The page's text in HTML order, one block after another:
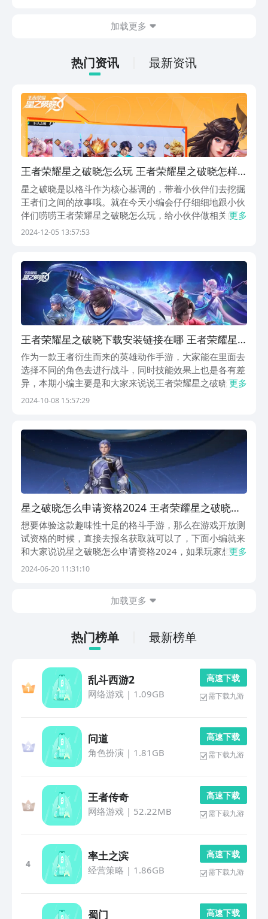
家下载，这样就不会错过了，那么这到底
详情解析吧。
加载更多
热门资讯 最新资讯
王者荣耀星之破晓怎么玩 王者荣耀星之破晓怎样
下载玩法教程
星之破晓是以格斗作为核心基调的，带着小伙伴们去挖掘
王者们之间的故事哦。就在今天小编会仔仔细细地跟小伙
伴们唠唠王者荣耀星之破晓怎么玩，给小伙伴做相关的内
容介绍。星之破晓的游戏机制那可是相当有特色的，各位
更多
2024-12-05 13:57:53
王者荣耀星之破晓下载安装链接在哪 王者荣耀星
之破晓怎么下载
作为一款王者衍生而来的英雄动作手游，大家能在里面去
选择不同的角色去进行战斗，同时技能效果上也是各有差
异，本期小编主要是和大家来说说王者荣耀星之破晓下
载，许多朋友表示想要抢先进入其中来体验，而这时候去
最新...
更多
2024-10-08 15:57:29
星之破晓怎么申请资格2024 王者荣耀星之破晓怎
样获得测试资格
想要体验这款趣味性十足的格斗手游，那么在游戏开放测
试资格的时候，直接去报名获取就可以了，下面小编就来
和大家说说星之破晓怎么申请资格2024，如果玩家想要
快速的进入其中来体验的话，那么建议是可通过九游平台
更多
2024-06-20 11:31:10
加载更多
热门榜单 最新榜单
乱斗西游2
网络游戏| 1.09GB
高 速 下 载
需下载九游
问道
角色扮演 | 1.81GB
高 速 下 载
需下载九游
王者传奇
网络游戏| 52.22MB
高 速 下 载
需下载九游
4
率土之滨
经营策略 | 1.86GB
高 速 下 载
需下载九游
蜀门 高 速 下 载